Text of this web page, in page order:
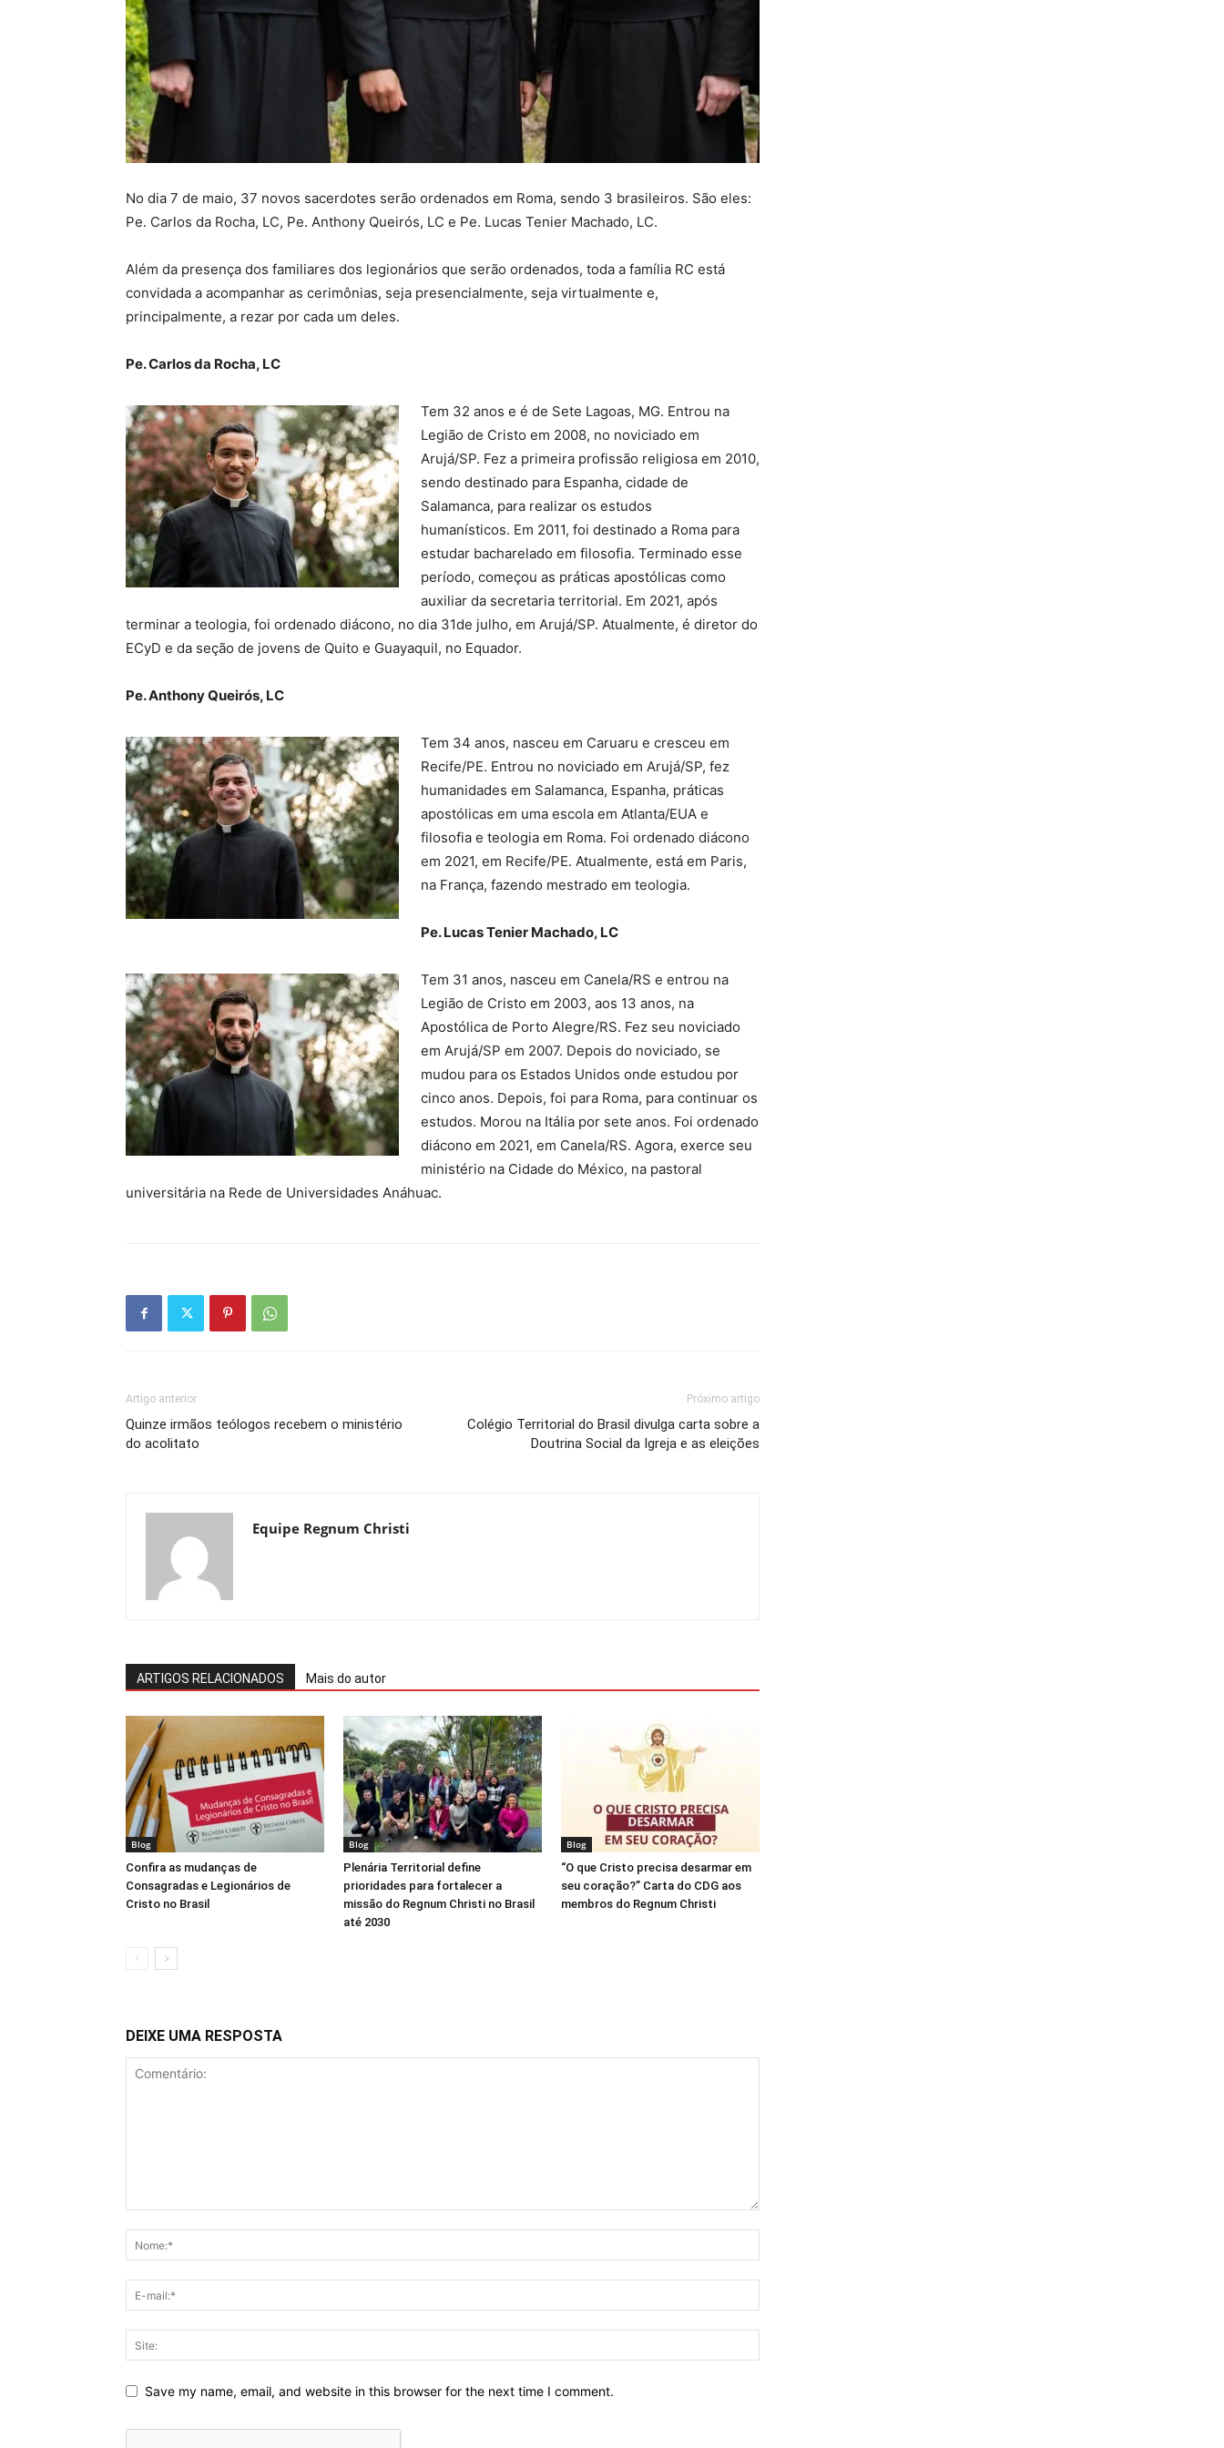
No dia 7 de maio, 37 novos sacerdotes serão ordenados em Roma, sendo 3 brasileiros. São eles:
Pe. Carlos da Rocha, LC, Pe. Anthony Queirós, LC e Pe. Lucas Tenier Machado, LC.
Além da presença dos familiares dos legionários que serão ordenados, toda a família RC está
convidada a acompanhar as cerimônias, seja presencialmente, seja virtualmente e,
principalmente, a rezar por cada um deles.
Pe. Carlos da Rocha, LC
Tem 32 anos e é de Sete Lagoas, MG. Entrou na
Legião de Cristo em 2008, no noviciado em
Arujá/SP. Fez a primeira profissão religiosa em 2010,
sendo destinado para Espanha, cidade de
Salamanca, para realizar os estudos
humanísticos. Em 2011, foi destinado a Roma para
estudar bacharelado em filosofia. Terminado esse
período, começou as práticas apostólicas como
auxiliar da secretaria territorial. Em 2021, após
terminar a teologia, foi ordenado diácono, no dia 31de julho, em Arujá/SP. Atualmente, é diretor do
ECyD e da seção de jovens de Quito e Guayaquil, no Equador.
Pe. Anthony Queirós, LC
Tem 34 anos, nasceu em Caruaru e cresceu em
Recife/PE. Entrou no noviciado em Arujá/SP, fez
humanidades em Salamanca, Espanha, práticas
apostólicas em uma escola em Atlanta/EUA e
filosofia e teologia em Roma. Foi ordenado diácono
em 2021, em Recife/PE. Atualmente, está em Paris,
na França, fazendo mestrado em teologia.
Pe. Lucas Tenier Machado, LC
Tem 31 anos, nasceu em Canela/RS e entrou na
Legião de Cristo em 2003, aos 13 anos, na
Apostólica de Porto Alegre/RS. Fez seu noviciado
em Arujá/SP em 2007. Depois do noviciado, se
mudou para os Estados Unidos onde estudou por
cinco anos. Depois, foi para Roma, para continuar os
estudos. Morou na Itália por sete anos. Foi ordenado
diácono em 2021, em Canela/RS. Agora, exerce seu
ministério na Cidade do México, na pastoral
universitária na Rede de Universidades Anáhuac.
Artigo anterior
Quinze irmãos teólogos recebem o ministério
do acolitato
Próximo artigo
Colégio Territorial do Brasil divulga carta sobre a
Doutrina Social da Igreja e as eleições
Equipe Regnum Christi
ARTIGOS RELACIONADOS Mais do autor
Blog
Confira as mudanças de
Consagradas e Legionários de
Cristo no Brasil
Blog
Plenária Territorial define
prioridades para fortalecer a
missão do Regnum Christi no Brasil
até 2030
Blog
“O que Cristo precisa desarmar em
seu coração?” Carta do CDG aos
membros do Regnum Christi
DEIXE UMA RESPOSTA
Save my name, email, and website in this browser for the next time I comment.